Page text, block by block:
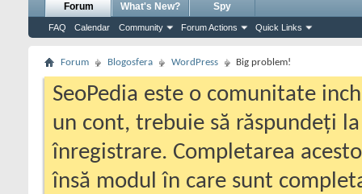
Forum
FAQ Calendar Community Forum Actions Quick Links
What's New? Spy
Forum Blogosfera WordPress Big problem!
SeoPedia este o comunitate
un cont, trebuie să răspundeți
înregistrare. Completarea
însă modul în care sunt